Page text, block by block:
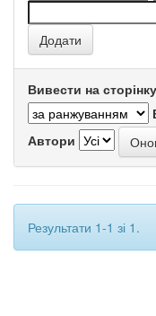
Вивести на сторінку
Автори
Результати 1-1 зі 1.